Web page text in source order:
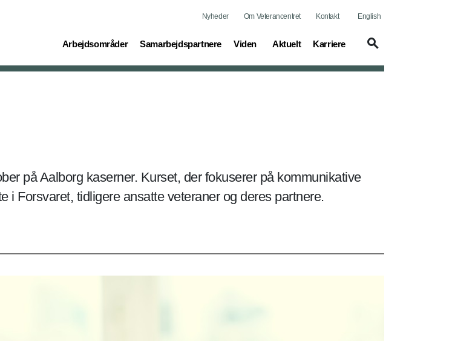
Nyheder Om Veterancentret Kontakt English
Arbejdsområder
(current) Samarbejdspartnere
(current) Viden
(current) Aktuelt
(current) Karriere
(current)
på Aalborg kaserner. Kurset, der fokuserer på kommunikative
i Forsvaret, tidligere ansatte veteraner og deres partnere.